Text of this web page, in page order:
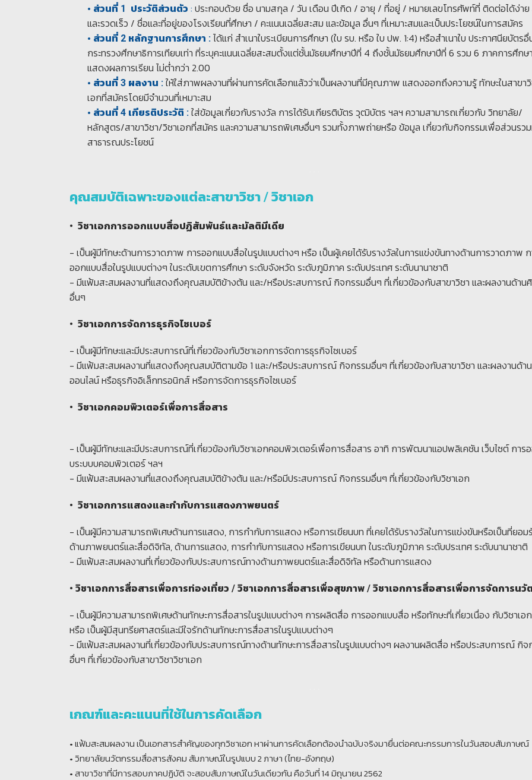
• ส่วนที่ 1 ประวัติส่วนตัว : ประกอบด้วย ชื่อ นามสกุล / วัน เดือน ปีเกิด / อายุ / ที่อยู่ / หมายเลขโทรศัพท์ที่ ติดต่อได้ง่าย
และรวดเร็ว / ชื่อและที่อยู่ของโรงเรียนที่ศึกษา / คะแนนเฉลี่ยสะสม และข้อมูล อื่นๆ ที่เหมาะสมและเป็นประโยชน์ในการสมัคร
• ส่วนที่ 2 หลักฐานการศึกษา : ได้แก่ สำเนาใบระเบียนการศึกษา (ใบ รบ. หรือ ใบ ปพ. 1:4) หรือสำเนาใบ ประกาศนียบัตร
กระทรวงศึกษาธิการเทียบเท่า ที่ระบุคะแนนเฉลี่ยสะสมตั้งแต่ชั้นมัธยมศึกษาปีที่ 4 ถึงชั้นมัธยมศึกษาปีที่ 6 รวม 6 ภาคการศึกษ
แสดงผลการเรียน ไม่ต่ำกว่า 2.00
• ส่วนที่ 3 ผลงาน : ให้ใส่ภาพผลงานที่ผ่านการคัดเลือกแล้วว่าเป็นผลงานที่มีคุณภาพ แสดงออกถึงความรู้ ทักษะในสาขา
เอกที่สมัครโดยมีจำนวนที่เหมาะสม
• ส่วนที่ 4 เกียรติประวัติ : ใส่ข้อมูลเกี่ยวกับรางวัล การได้รับเกียรติบัตร วุฒิบัตร ฯลฯ ความสามารถเกี่ยวกับ วิทยาลัย/
หลักสูตร/สาขาวิชา/วิชาเอกที่สมัคร และความสามารถพิเศษอื่นๆ รวมทั้งภาพถ่ายหรือ ข้อมูล เกี่ยวกับกิจกรรมเพื่อส่วนรว
สาธารณประโยชน์
คุณสมบัติเฉพาะของแต่ละสาขาวิชา / วิชาเอก
• วิชาเอกการออกแบบสื่อปฏิสัมพันธ์และมัลติมีเดีย
- เป็นผู้มีทักษะด้านการวาดภาพ การออกแบบสื่อในรูปแบบต่างๆ หรือ เป็นผู้เคยได้รับรางวัลในการแข่งขันทางด้านการวาดภาพ
ออกแบบสื่อในรูปแบบต่างๆ ในระดับเขตการศึกษา ระดับจังหวัด ระดับภูมิภาค ระดับประเทศ ระดับนานาชาติ
- มีแฟ้มสะสมผลงานที่แสดงถึงคุณสมบัติข้างต้น และ/หรือประสบการณ์ กิจกรรมอื่นๆ ที่เกี่ยวข้องกับสาขาวิชา และผลงานด้าน
อื่นๆ
• วิชาเอกการจัดการธุรกิจไซเบอร์
- เป็นผู้มีทักษะและมีประสบการณ์ที่เกี่ยวข้องกับวิชาเอกการจัดการธุรกิจไซเบอร์
- มีแฟ้มสะสมผลงานที่แสดงถึงคุณสมบัติตามข้อ 1 และ/หรือประสบการณ์ กิจกรรมอื่นๆ ที่เกี่ยวข้องกับสาขาวิชา และผลงานด้า
ออนไลน์ หรือธุรกิจอิเล็กทรอนิกส์ หรือการจัดการธุรกิจไซเบอร์
• วิชาเอกคอมพิวเตอร์เพื่อการสื่อสาร
- เป็นผู้มีทักษะและมีประสบการณ์ที่เกี่ยวข้องกับวิชาเอกคอมพิวเตอร์เพื่อการสื่อสาร อาทิ การพัฒนาแอปพลิเคชัน เว็บไซต์ การ
บระบบบคอมพิวเตอร์ ฯลฯ
- มีแฟ้มสะสมผลงานที่แสดงถึงคุณสมบัติข้างต้น และ/หรือมีประสบการณ์ กิจกรรมอื่นๆ ที่เกี่ยวข้องกับวิชาเอก
• วิชาเอกการแสดงและกำกับการแสดงภาพยนตร์
- เป็นผู้มีความสามารถพิเศษด้านการแสดง, การกำกับการแสดง หรือการเขียนบท ที่เคยได้รับรางวัลในการแข่งขันหรือเป็นที่ยอม
ด้านภาพยนตร์และสื่อดิจิทัล, ด้านการแสดง, การกำกับการแสดง หรือการเขียนบท ในระดับภูมิภาค ระดับประเทศ ระดับนานาชาติ
- มีแฟ้มสะสมผลงานที่เกี่ยวข้องกับประสบการณ์ทางด้านภาพยนตร์และสื่อดิจิทัล หรือด้านการแสดง
• วิชาเอกการสื่อสารเพื่อการท่องเที่ยว / วิชาเอกการสื่อสารเพื่อสุขภาพ / วิชาเอกการสื่อสารเพื่อการจัดการนวั
- เป็นผู้มีความสามารถพิเศษด้านทักษะการสื่อสารในรูปแบบต่างๆ การผลิตสื่อ การออกแบบสื่อ หรือทักษะที่เกี่ยวเนื่อง กับวิชาเอ
หรือ เป็นผู้มีสุนทรียศาสตร์และมีใจรักด้านทักษะการสื่อสารในรูปแบบต่างๆ
- มีแฟ้มสะสมผลงานที่เกี่ยวข้องกับประสบการณ์ทางด้านทักษะการสื่อสารในรูปแบบต่างๆ ผลงานผลิตสื่อ หรือประสบการณ์ กิจ
อื่นๆ ที่เกี่ยวข้องกับสาขาวิชาวิชาเอก
เกณฑ์และคะแนนที่ใช้ในการคัดเลือก
• แฟ้มสะสมผลงาน เป็นเอกสารสำคัญของทุกวิชาเอก หาผ่านการคัดเลือกต้องนำฉบับจริงมายื่นต่อคณะกรรมการในวันสอบสัมภาษณ์
• วิทยาลัยนวัตกรรมสื่อสารสังคม สัมภาษณ์ในรูปแบบ 2 ภาษา (ไทย-อังกฤษ)
• สาขาวิชาที่มีการสอบภาคปฏิบัติ จะสอบสัมภาษณ์ในวันเดียวกัน คือวันที่ 14 มิถุนายน 2562